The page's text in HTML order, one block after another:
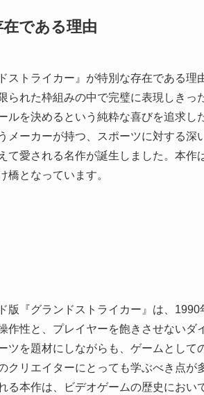
である理由
ストライカー』が特別な存在である
られた枠組みの中で完璧に表現しき
ルを決めるという純粋な喜びを追求
メーカーが持つ、スポーツに対する深
て愛される名作が誕生しました。本
橋となっています。
版『グランドストライカー』は、
作性と、プレイヤーを飽きさせないダ
ツを題材にしながらも、ゲームとし
クリエイターにとっても学ぶべき点
る本作は、ビデオゲームの歴史におい